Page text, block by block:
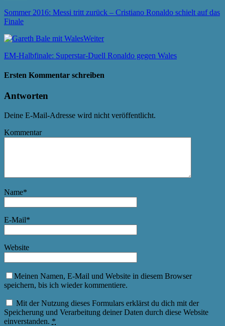
Sommer 2016: Messi tritt zurück – Cristiano Ronaldo schielt auf das
Finale
Weiter
EM-Halbfinale: Superstar-Duell Ronaldo gegen Wales
Ersten Kommentar schreiben
Antworten
Deine E-Mail-Adresse wird nicht veröffentlicht.
Kommentar
Name*
E-Mail*
Website
Meinen Namen, E-Mail und Website in diesem Browser
speichern, bis ich wieder kommentiere.
Mit der Nutzung dieses Formulars erklärst du dich mit der
Speicherung und Verarbeitung deiner Daten durch diese Website
einverstanden. *